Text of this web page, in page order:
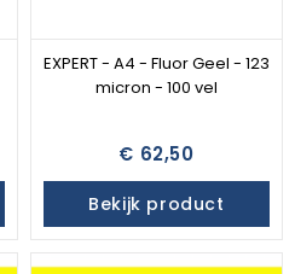
EXPERT - A4 - Fluor Geel - 123
micron - 100 vel
€ 62,50
Bekijk product